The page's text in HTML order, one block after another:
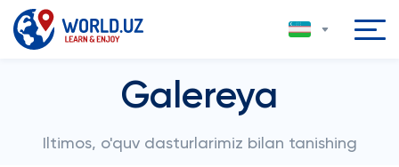
Galereya
Iltimos, o'quv dasturlarimiz bilan tanishing